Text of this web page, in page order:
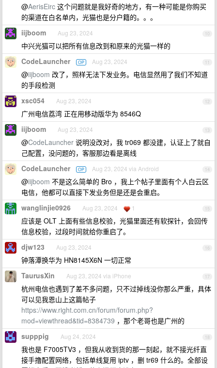
@AerisEirc 这个问题就是我好奇的地方，有一种可能是你购买
的渠道在白名单内，光猫也是分户籍的。。。
10
iijboom Aug 23, 2024
中兴光猫可以把所有信息改到和原来的光猫一样的
11
CodeLauncher OP Aug 23, 2024
@iijboom 改了，照样无法下发业务。电信显然用了我们不知道
的手段检测
12
xsc054 Aug 23, 2024
广州电信荔湾 正在用移动版华为 8546Q
13
iijboom Aug 23, 2024
@CodeLauncher 说明没改对，我 tr069 都没建，认证上了就自
己配置，没问题的，客服那边看是离线
14
CodeLauncher OP Aug 23, 2024 via Android
@iijboom 不是这么简单的 Bro ，我上个帖子里面有个人白云区
电信，他都可以直接下发业务但是还是会重启。
15
wanglinjie0926 Aug 23, 2024 1
应该是 OLT 上面有些信息校验，光猫里面还有软探针，会回传
信息校验，过段时间就给你重启了。
16
djw123 Aug 23, 2024
钟落潭换华为 HN8145X6N 一切正常
17
TaurusXin Aug 23, 2024 via iPhone
杭州电信也遇到了差不多问题，只不过掉线没你那么严重，具体
可以见我恩山上这篇帖子
https://www.right.com.cn/forum/forum.php?
mod=viewthread&tid=8384739 ，那个老哥也是广州的
18
supppig Aug 24, 2024
我也是 F7005TV3 ，但我从收到货的那一刻起，就不接光纤直
接手撸配置网络，包括单线复用 iptv ，删 tr69 什么的。全部设